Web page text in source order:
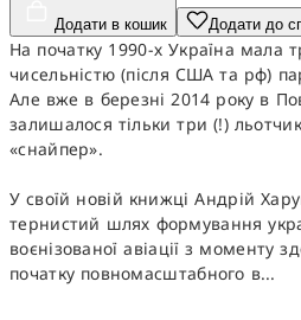
Додати в кошик Додати до
На початку 1990-х Україна мала
чисельністю (після США та рф)
Але вже в березні 2014 року в
залишалося тільки три (!)
«снайпер».
У своїй новій книжці Андрій
тернистий шлях формування
воєнізованої авіації з моменту
початку повномасштабного в...